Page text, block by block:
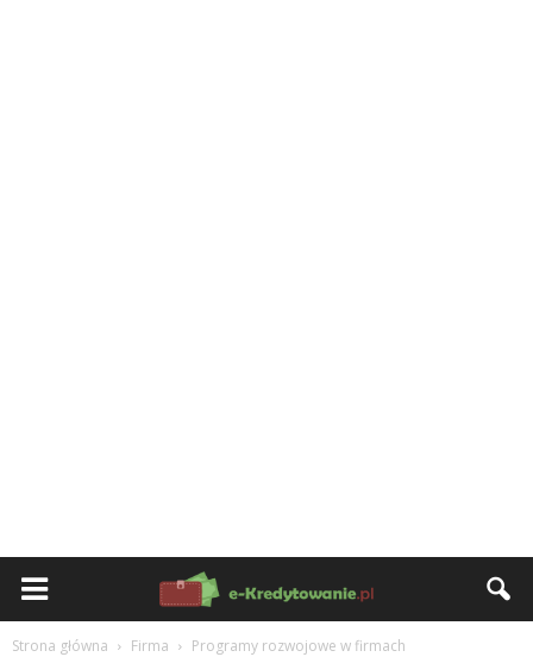
Strona główna Firma Programy rozwojowe w firmach